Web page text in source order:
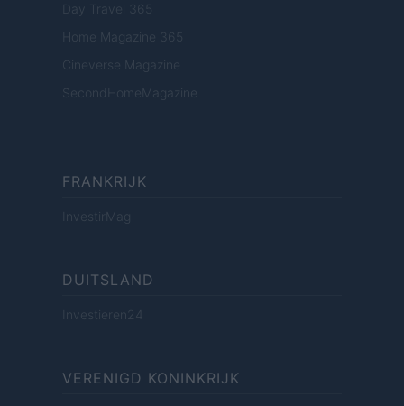
Day Travel 365
Home Magazine 365
Cineverse Magazine
SecondHomeMagazine
FRANKRIJK
InvestirMag
DUITSLAND
Investieren24
VERENIGD KONINKRIJK